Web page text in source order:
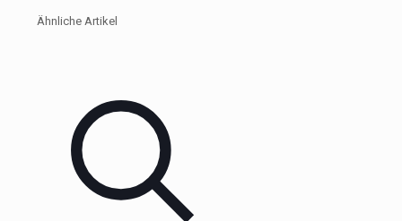
Ähnliche Artikel